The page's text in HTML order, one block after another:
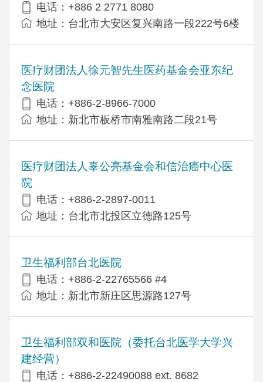
电话：+886 2 2771 8080
地址：台北市大安区复兴南路一段222号6楼
医疗财团法人徐元智先生医药基金会亚东纪
念医院
电话：+886-2-8966-7000
地址：新北市板桥市南雅南路二段21号
医疗财团法人辜公亮基金会和信治癌中心医
院
电话：+886-2-2897-0011
地址：台北市北投区立德路125号
卫生福利部台北医院
电话：+886-2-22765566 #4
地址：新北市新庄区思源路127号
卫生福利部双和医院（委托台北医学大学兴
建经营）
电话：+​886-2-22490088 ext. 8682